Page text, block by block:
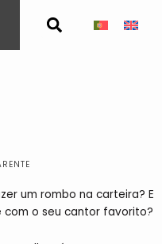
um rombo na carteira? E
o seu cantor favorito?